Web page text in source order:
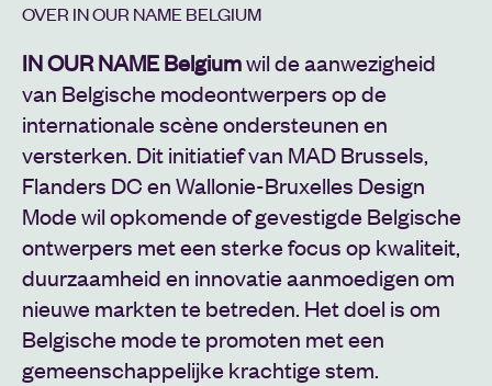
OVER IN OUR NAME BELGIUM
IN OUR NAME Belgiumwil de aanwezigheid
van Belgische modeontwerpers op de
internationale scène ondersteunen en
versterken. Dit initiatief van MAD Brussels,
Flanders DC en Wallonie-Bruxelles Design
Mode wil opkomende of gevestigde Belgische
ontwerpers met een sterke focus op kwaliteit,
duurzaamheid en innovatie aanmoedigen om
nieuwe markten te betreden. Het doel is om
Belgische mode te promoten met een
gemeenschappelijke krachtige stem.